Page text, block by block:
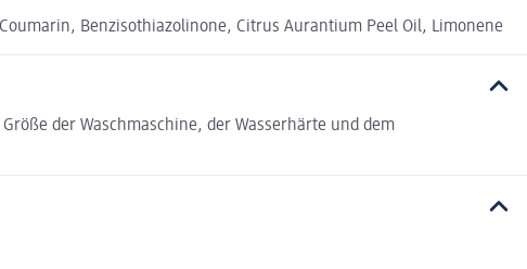
Benzisothiazolinone, Citrus Aurantium Peel Oil, Limonene
der Waschmaschine, der Wasserhärte und dem